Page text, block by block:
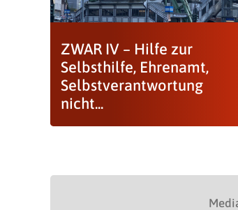
ZWAR IV – Hilfe zur
Selbsthilfe, Ehrenamt,
Selbstverantwortung
nicht...